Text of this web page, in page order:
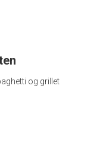
og grillet